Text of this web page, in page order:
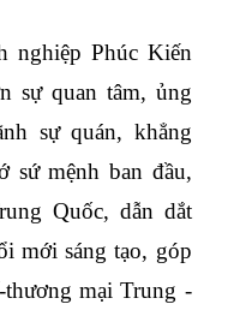
nghiệp Phúc Kiến
sự quan tâm, ủng
sự quán, khẳng
sứ mệnh ban đầu,
Quốc, dẫn dắt
mới sáng tạo, góp
mại Trung -